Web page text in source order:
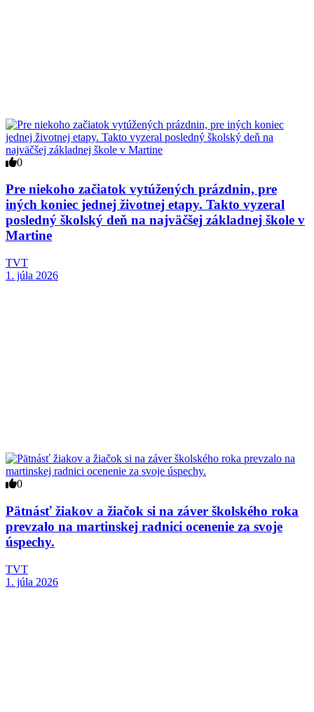
0
Pre niekoho začiatok vytúžených prázdnin, pre
iných koniec jednej životnej etapy. Takto vyzeral
posledný školský deň na najväčšej základnej škole v
Martine
TVT
1. júla 2026
0
Pätnásť žiakov a žiačok si na záver školského roka
prevzalo na martinskej radnici ocenenie za svoje
úspechy.
TVT
1. júla 2026